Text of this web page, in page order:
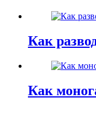
Как
Как